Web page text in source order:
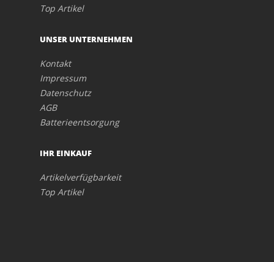
Top Artikel
UNSER UNTERNEHMEN
Kontakt
Impressum
Datenschutz
AGB
Batterieentsorgung
IHR EINKAUF
Artikelverfügbarkeit
Top Artikel